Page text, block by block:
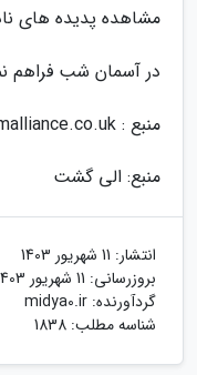
مشاهده پدیده های
در آسمان شب فراهم
منبع : scottishtourismalliance.co.uk
منبع: الی گشت
انتشار: 11 شهریور 1403
بروزرسانی: 11 شهریور 1403
گردآورنده: midya0.ir
شناسه مطلب: 1838